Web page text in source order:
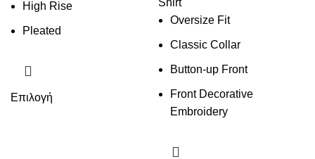
High Rise
Pleated
Επιλογή
Shirt
Oversize Fit
Classic Collar
Button-up Front
Front Decorative
Embroidery